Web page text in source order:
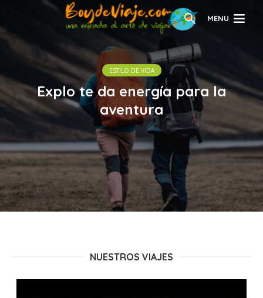
MENU
ESTILO DE VIDA
Explo te da energía para la
aventura
NUESTROS VIAJES